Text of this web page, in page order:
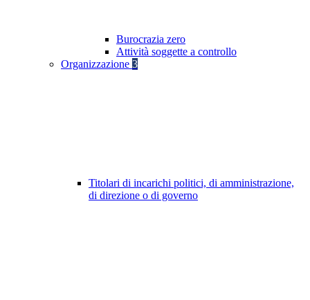
Burocrazia zero
Attività soggette a controllo
Organizzazione 3
Titolari di incarichi politici, di amministrazione,
di direzione o di governo